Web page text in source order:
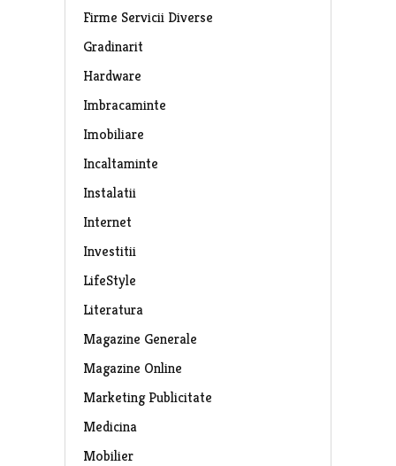
Firme Servicii Diverse
Gradinarit
Hardware
Imbracaminte
Imobiliare
Incaltaminte
Instalatii
Internet
Investitii
LifeStyle
Literatura
Magazine Generale
Magazine Online
Marketing Publicitate
Medicina
Mobilier